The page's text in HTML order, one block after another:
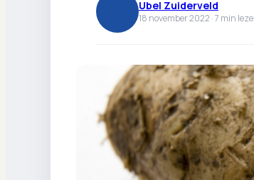
Ubel Zuiderveld
18 november 2022 ·7 min